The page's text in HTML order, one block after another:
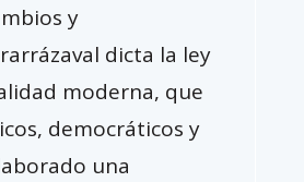
y
dicta la ley
moderna, que
democráticos y
una